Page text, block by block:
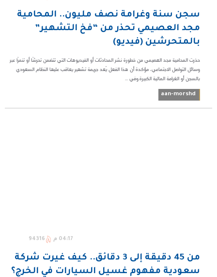
سجن سنة وغرامة نصف مليون.. المحامية
مجد العصيمي تحذر من “فخ التشهير”
بالمتحرشين (فيديو)
حذرت المحامية مجد العصيمي من خطورة نشر المحادثات أو الفيديوهات التي تتضمن تحرشًا أو تنمرًا عبر
وسائل التواصل الاجتماعي، مؤكدة أن هذا الفعل يُعد جريمة تشهير يعاقب عليها النظام السعودي
بالسجن أو الغرامة المالية الكبيرة.وفي ...
aan-morshd
04:17 م 94316
من 45 دقيقة إلى 3 دقائق.. كيف غيرت شركة
سعودية مفهوم غسيل السيارات في الخرج؟